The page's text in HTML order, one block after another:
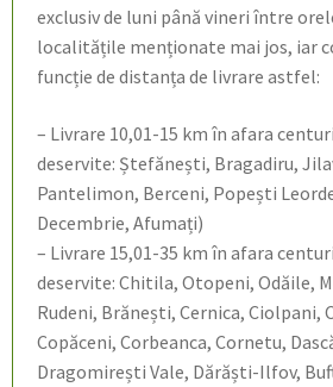
exclusiv de luni până vineri între
localitățile menționate mai jos, iar
funcție de distanța de livrare astfel:
– Livrare 10,01-15 km în afara
deservite: Ștefănești, Bragadiru,
Pantelimon, Berceni, Popești
Decembrie, Afumați)
– Livrare 15,01-35 km în afara
deservite: Chitila, Otopeni, Odăile,
Rudeni, Brănești, Cernica, Ciolpani,
Copăceni, Corbeanca, Cornetu,
Dragomirești Vale, Dărăști-Ilfov,